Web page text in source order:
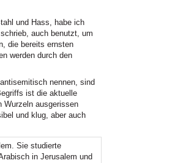
und Hass, habe ich
auch benutzt, um
die bereits ernsten
werden durch den
nennen, sind
ist die aktuelle
Wurzeln ausgerissen
und klug, aber auch
Sie studierte
in Jerusalem und